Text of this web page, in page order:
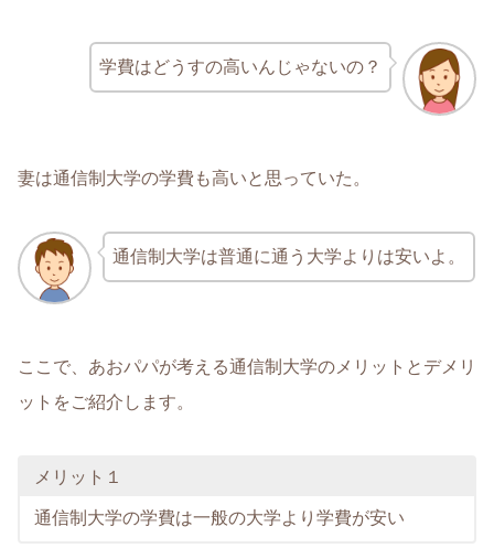
学費はどうすの高いんじゃないの？
妻は通信制大学の学費も高いと思っていた。
通信制大学は普通に通う大学よりは安いよ。
ここで、あおパパが考える通信制大学のメリットとデメリ
ットをご紹介します。
メリット１
通信制大学の学費は一般の大学より学費が安い